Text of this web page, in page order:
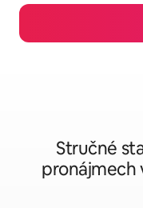
Stručné
pronájmech